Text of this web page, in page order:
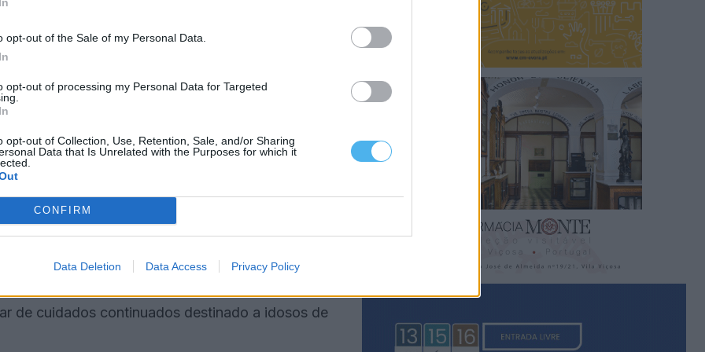
opt-out of the Sale of my Personal Data.
opt-out of processing my Personal Data for Targeted
opt-out of Collection, Use, Retention, Sale, and/or Sharing
Data that Is Unrelated with the Purposes for which it
CONFIRM
Data Deletion Data Access Privacy Policy
a realidade social portuguesa das décadas
locais e emigrantes portugueses que
no Canadá
27 de junho, às 10h00, na Peach Gallery, em
portuguesas e lusodescendentes do
Português em Toronto e será
à Magellan Community Foundation,
de cuidados continuados destinado a idosos de